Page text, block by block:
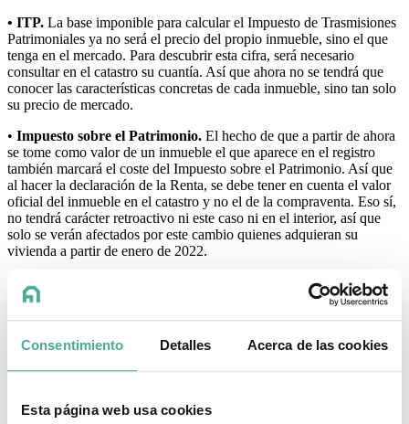
Consentimiento Detalles Acerca de las cookies
Esta página web usa cookies
• ITP. La base imponible para calcular el Impuesto de Trasmisiones
Patrimoniales ya no será el precio del propio inmueble, sino el que
tenga en el mercado. Para descubrir esta cifra, será necesario
consultar en el catastro su cuantía. Así que ahora no se tendrá que
conocer las características concretas de cada inmueble, sino tan solo
su precio de mercado.
• Impuesto sobre el Patrimonio. El hecho de que a partir de ahora
se tome como valor de un inmueble el que aparece en el registro
también marcará el coste del Impuesto sobre el Patrimonio. Así que
al hacer la declaración de la Renta, se debe tener en cuenta el valor
oficial del inmueble en el catastro y no el de la compraventa. Eso sí,
no tendrá carácter retroactivo ni este caso ni en el interior, así que
solo se verán afectados por este cambio quienes adquieran su
vivienda a partir de enero de 2022.
• Comprobación de valores.
También está previsto que la
contemplación de valores se le haga llegar a quien compra una
significa que Hacienda tendrá en cuenta la nueva valoración a
Plusvalíamunicipal.La notificación de valores cruzados puede